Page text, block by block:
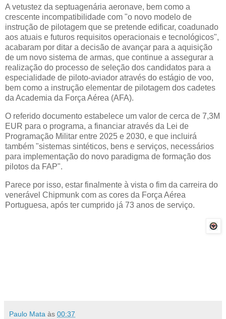
A vetustez da septuagenária aeronave, bem como a
crescente incompatibilidade com "o novo modelo de
instrução de pilotagem que se pretende edificar, coadunado
aos atuais e futuros requisitos operacionais e tecnológicos",
acabaram por ditar a decisão de avançar para a aquisição
de um novo sistema de armas, que continue a assegurar a
realização do processo de seleção dos candidatos para a
especialidade de piloto-aviador através do estágio de voo,
bem como a instrução elementar de pilotagem dos cadetes
da Academia da Força Aérea (AFA).
O referido documento estabelece um valor de cerca de 7,3M
EUR para o programa, a financiar através da Lei de
Programação Militar entre 2025 e 2030, e que incluirá
também "sistemas sintéticos, bens e serviços, necessários
para implementação do novo paradigma de formação dos
pilotos da FAP".
Parece por isso, estar finalmente à vista o fim da carreira do
venerável Chipmunk com as cores da Força Aérea
Portuguesa, após ter cumprido já 73 anos de serviço.
Paulo Mata às 00:37